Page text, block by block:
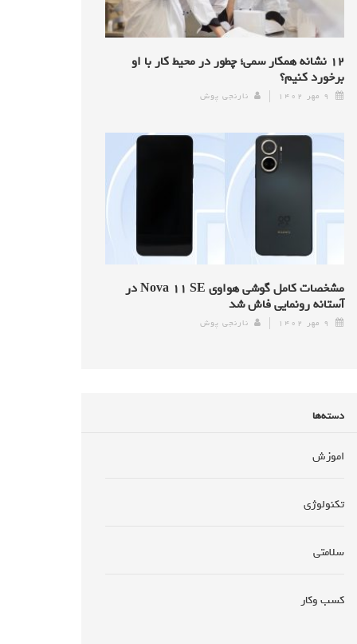
۱۲ نشانه همکار سمی؛ چطور در محیط کار با او
برخورد کنیم؟
۹ مهر ۱۴۰۲ نارنجی پوش
مشخصات کامل گوشی هواوی Nova ۱۱ SE در
آستانه رونمایی فاش شد
۹ مهر ۱۴۰۲ نارنجی پوش
دسته‌ها
اموزش
تکنولوژی
سلامتی
کسب وکار